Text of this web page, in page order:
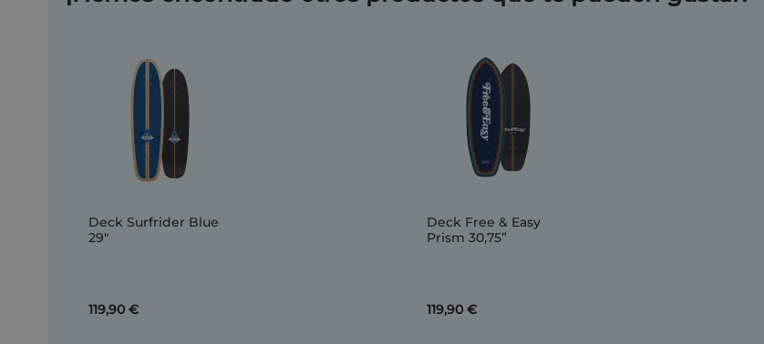
Deck Surfrider Blue
29"
119,90 €
Deck Free & Easy
Prism 30,75”
119,90 €